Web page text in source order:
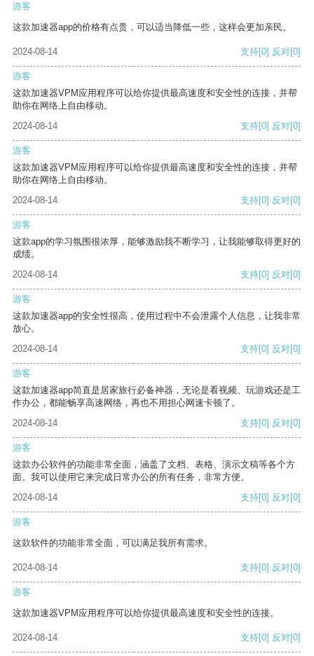
游客
这款加速器app的价格有点贵，可以适当降低一些，这样会更加亲民。
2024-08-14 支持[0] 反对[0]
游客
这款加速器VPM应用程序可以给你提供最高速度和安全性的连接，并帮
助你在网络上自由移动。
2024-08-14
支持[0] 反对[0]
游客
这款加速器VPM应用程序可以给你提供最高速度和安全性的连接，并帮
助你在网络上自由移动。
2024-08-14
支持[0] 反对[0]
游客
这款app的学习氛围很浓厚，能够激励我不断学习，让我能够取得更好的
成绩。
2024-08-14
支持[0] 反对[0]
游客
这款加速器app的安全性很高，使用过程中不会泄露个人信息，让我非常
放心。
2024-08-14
支持[0] 反对[0]
游客
这款加速器app简直是居家旅行必备神器，无论是看视频、玩游戏还是工
作办公，都能畅享高速网络，再也不用担心网速卡顿了。
2024-08-14
支持[0] 反对[0]
游客
这款办公软件的功能非常全面，涵盖了文档、表格、演示文稿等各个方
面。我可以使用它来完成日常办公的所有任务，非常方便。
2024-08-14
支持[0] 反对[0]
游客
这款软件的功能非常全面，可以满足我所有需求。
2024-08-14 支持[0] 反对[0]
游客
这款加速器VPM应用程序可以给你提供最高速度和安全性的连接。
2024-08-14 支持[0] 反对[0]